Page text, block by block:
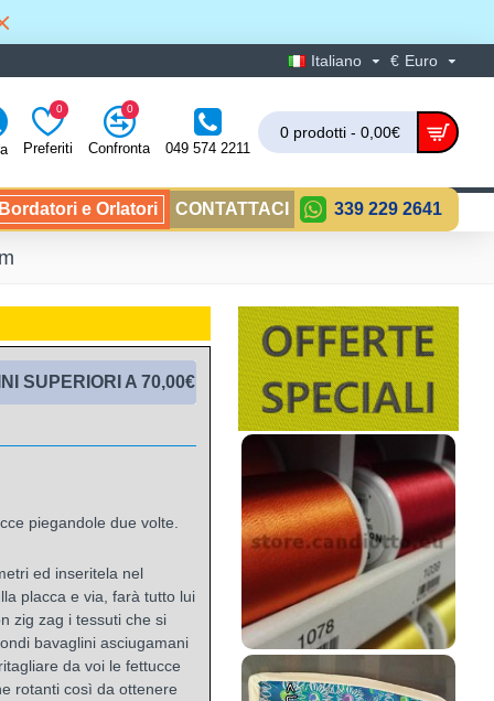
Italiano € Euro
Preferiti
0
Confronta
0
049 574 2211
0 prodotti - 0,00€
e Orlatori CONTATTACI 339 229 2641
piegandole due volte.
ed inseritela nel
placca e via, farà tutto lui
zig zag i tessuti che si
bavaglini asciugamani
da voi le fettucce
rotanti così da ottenere
SUPERIORI A 70,00€